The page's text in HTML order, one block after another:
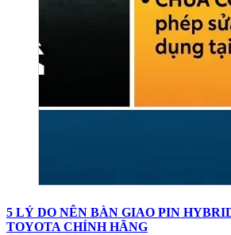
5 LÝ DO NÊN BÀN GIAO PIN
TOYOTA CHÍNH HÃNG